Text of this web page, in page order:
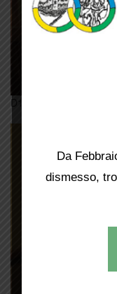
D12-Dipinti-
Da
dismesso,